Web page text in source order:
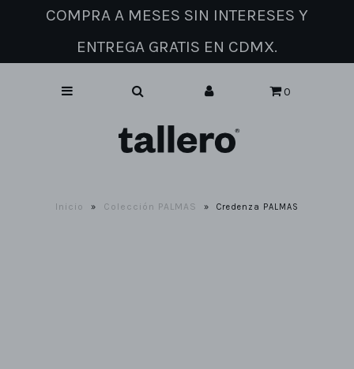
Catálogo de muebles
Sobre nosotros
COMPRA A MESES SIN INTERESES Y
ENTREGA GRATIS EN CDMX.
0
Inicio » Colección PALMAS » Credenza PALMAS